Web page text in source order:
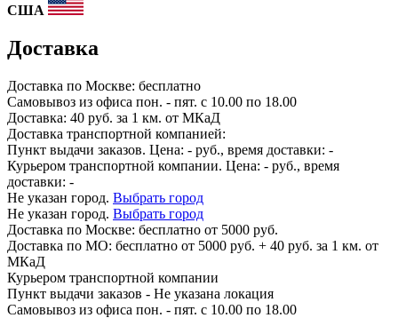
США
Доставка
Доставка по Москве: бесплатно
Самовывоз из офиса пон. - пят. с 10.00 по 18.00
Доставка: 40 руб. за 1 км. от МКаД
Доставка транспортной компанией:
Пункт выдачи заказов. Цена: - руб., время доставки: -
Курьером транспортной компании. Цена: - руб., время
доставки: -
Не указан город. Выбрать город
Не указан город. Выбрать город
Доставка по Москве: бесплатно от 5000 руб.
Доставка по МО: бесплатно от 5000 руб. + 40 руб. за 1 км. от
МКаД
Курьером транспортной компании
Пункт выдачи заказов - Не указана локация
Самовывоз из офиса пон. - пят. с 10.00 по 18.00